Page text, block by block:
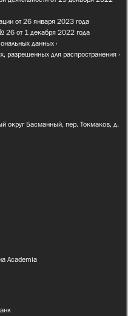
от 26 января 2023 года
26 от 1 декабря 2022 года
данных
разрешенных для распространения
округ Басманный, пер. Токмаков, д.
Academia